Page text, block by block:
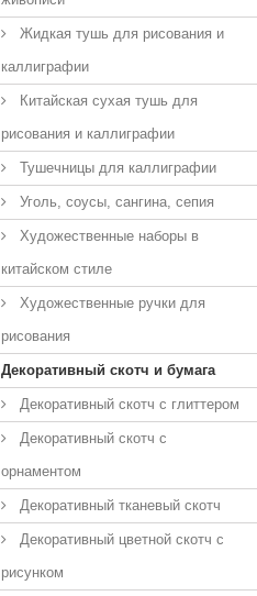
Жидкая тушь для рисования и
каллиграфии
Китайская сухая тушь для
рисования и каллиграфии
Тушечницы для каллиграфии
Уголь, соусы, сангина, сепия
Художественные наборы в
китайском стиле
Художественные ручки для
рисования
Декоративный скотч и бумага
Декоративный скотч с глиттером
Декоративный скотч с
орнаментом
Декоративный тканевый скотч
Декоративный цветной скотч с
рисунком